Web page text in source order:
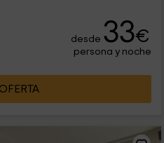
desde 33€
persona y noche